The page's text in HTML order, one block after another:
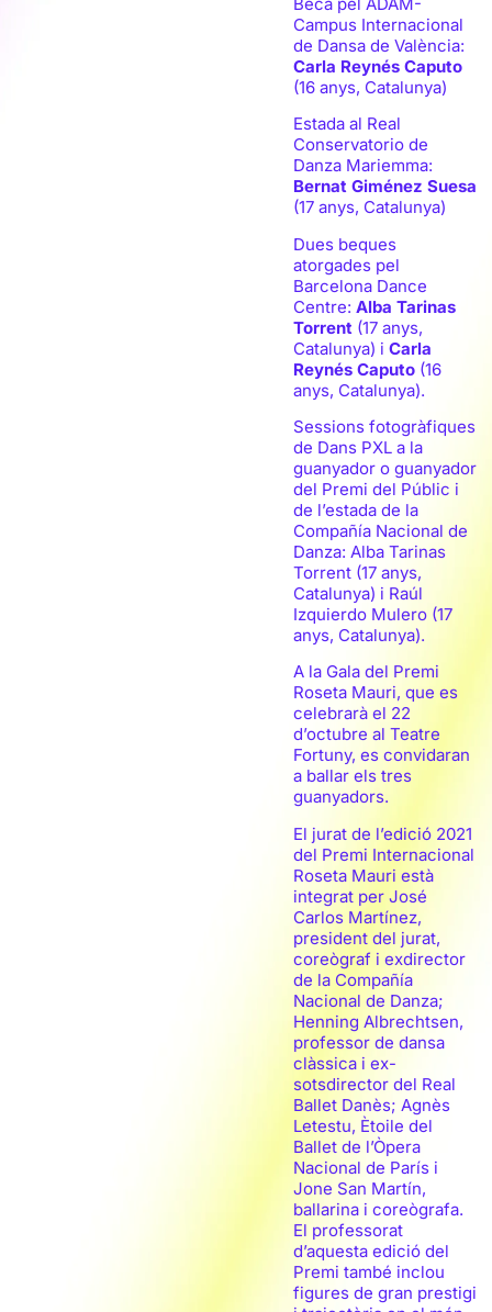
Campus Internacional
de Dansa de València:
Carla Reynés Caputo
(16 anys, Catalunya)
Estada al Real
Conservatorio de
Danza Mariemma:
Bernat Giménez Suesa
(17 anys, Catalunya)
Dues beques
atorgades pel
Barcelona Dance
Centre:Alba Tarinas
Torrent (17 anys,
Catalunya) iCarla
Reynés Caputo (16
anys, Catalunya).
Sessions fotogràfiques
de Dans PXL a la
guanyador o guanyador
del Premi del Públic i
de l’estada de la
Compañía Nacional de
Danza: Alba Tarinas
Torrent (17 anys,
Catalunya) i Raúl
Izquierdo Mulero (17
anys, Catalunya).
A la Gala del Premi
Roseta Mauri, que es
celebrarà el 22
d’octubre al Teatre
Fortuny, es convidaran
a ballar els tres
guanyadors.
El jurat de l’edició 2021
del Premi Internacional
Roseta Mauri està
integrat per José
Carlos Martínez,
president del jurat,
coreògraf i exdirector
de la Compañía
Nacional de Danza;
Henning Albrechtsen,
professor de dansa
clàssica i ex-
sotsdirector del Real
Ballet Danès; Agnès
Letestu, Ètoile del
Ballet de l’Òpera
Nacional de París i
Jone San Martín,
ballarina i coreògrafa.
El professorat
d’aquesta edició del
Premi també inclou
figures de gran prestigi